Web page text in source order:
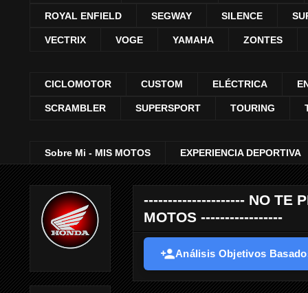
ROYAL ENFIELD SEGWAY SILENCE
VECTRIX VOGE YAMAHA ZONTES
CICLOMOTOR CUSTOM ELÉCTRICA
SCRAMBLER SUPERSPORT TOURING
Sobre Mi - MIS MOTOS EXPERIENCIA DEPORTIVA
--------------------- NO TE
MOTOS -----------------
Análisis Objetivos